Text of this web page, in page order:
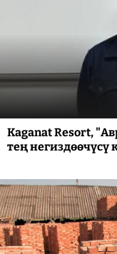
Kaganat Resort,
тең